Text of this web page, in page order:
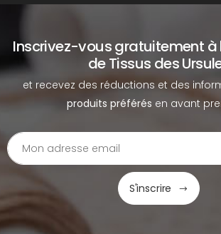
Inscrivez-vous gratuitement à
de Tissus des
et recevez des réductions et des
produits préférés en avant
S'inscrire